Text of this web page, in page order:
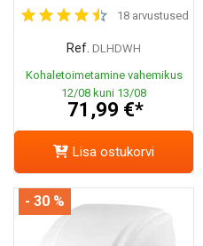
18 arvustused
Ref. DLHDWH
Kohaletoimetamine vahemikus
12/08 kuni 13/08
71,99 €*
Lisa ostukorvi
- 30 %